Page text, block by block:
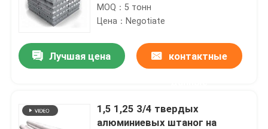
алюминиевое повторно
использовало
MOQ：5 тонн
Цена：Negotiate
Лучшая цена контактные
1,5 1,25 3/4 твердых
алюминиевых штаног на